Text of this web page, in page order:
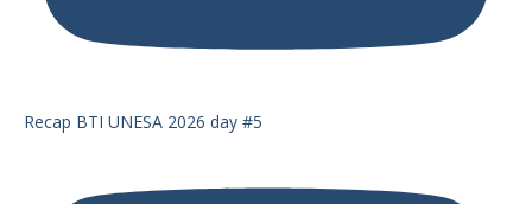
Recap BTI UNESA 2026 day #5